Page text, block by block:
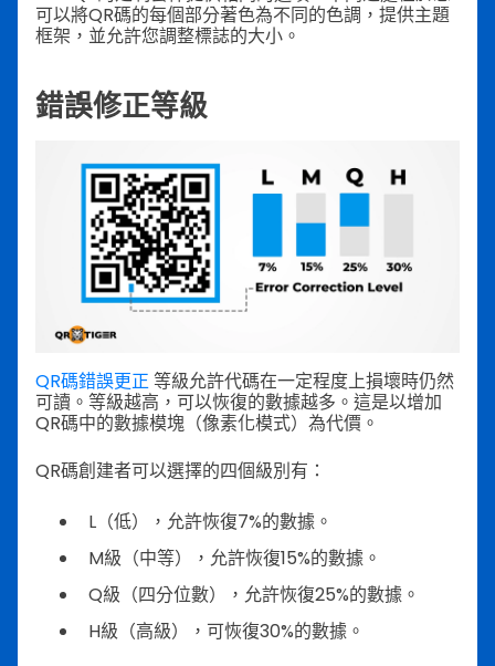
可以將QR碼的每個部分著色為不同的色調，提供主題
框架，並允許您調整標誌的大小。
錯誤修正等級
QR碼錯誤更正等級允許代碼在一定程度上損壞時仍然
可讀。等級越高，可以恢復的數據越多。這是以增加
QR碼中的數據模塊（像素化模式）為代價。
QR碼創建者可以選擇的四個級別有：
L（低），允許恢復7%的數據。
M級（中等），允許恢復15%的數據。
Q級（四分位數），允許恢復25%的數據。
H級（高級），可恢復30%的數據。